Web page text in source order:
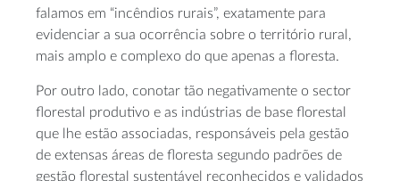
falamos em “incêndios rurais”, exatamente para
evidenciar a sua ocorrência sobre o território rural,
mais amplo e complexo do que apenas a floresta.
Por outro lado, conotar tão negativamente o sector
florestal produtivo e as indústrias de base florestal
que lhe estão associadas, responsáveis pela gestão
de extensas áreas de floresta segundo padrões de
gestão florestal sustentável reconhecidos e validados